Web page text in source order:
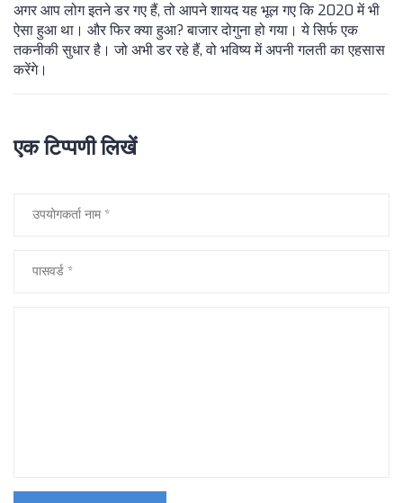
अगर आप लोग इतने डर गए हैं, तो आपने शायद यह भूल गए कि 2020 में भी
ऐसा हुआ था। और फिर क्या हुआ? बाजार दोगुना हो गया। ये सिर्फ एक
तकनीकी सुधार है। जो अभी डर रहे हैं, वो भविष्य में अपनी गलती का एहसास
करेंगे।
एक टिप्पणी लिखें